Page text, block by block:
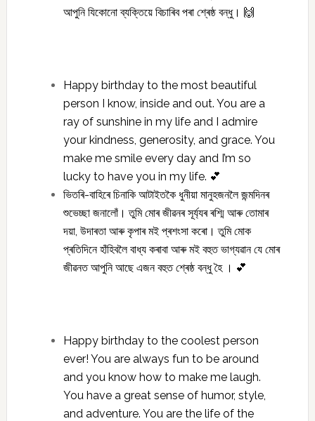
আপুনি যিকোনো ব্যক্তিয়ে বিচাৰিব পৰা শ্ৰেষ্ঠ বন্ধু। 🙌
Happy birthday to the most beautiful
person I know, inside and out. You are a
ray of sunshine in my life and I admire
your kindness, generosity, and grace. You
make me smile every day and I’m so
lucky to have you in my life. 💕
ভিতৰি-বাহিৰে চিনাকি আটাইতকৈ ধুনীয়া মানুহজনলৈ জন্মদিনৰ
শুভেচ্ছা জনালোঁ। তুমি মোৰ জীৱনৰ সূৰ্য্যৰ ৰশ্মি আৰু তোমাৰ
দয়া, উদাৰতা আৰু কৃপাৰ মই প্ৰশংসা কৰো। তুমি মোক
প্ৰতিদিনে হাঁহিবলৈ বাধ্য কৰাবা আৰু মই বহুত ভাগ্যৱান যে মোৰ
জীৱনত আপুনি আছে এজন বহুত শ্ৰেষ্ঠ বন্ধু হৈ । 💕
Happy birthday to the coolest person
ever! You are always fun to be around
and you know how to make me laugh.
You have a great sense of humor, style,
and adventure. You are the life of the